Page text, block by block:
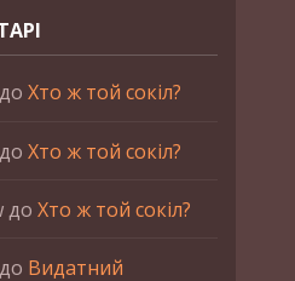
до Хто ж той сокіл?
до Хто ж той сокіл?
до Хто ж той сокіл?
до Видатний